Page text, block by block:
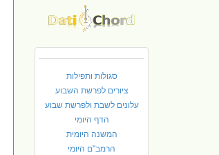
סגולות ותפילות
ציורים לפרשת השבוע
עלונים לשבת ולפרשת שבוע
הדף היומי
המשנה היומית
הרמב"ם היומי